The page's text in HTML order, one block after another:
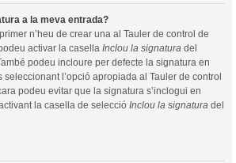
a la meva entrada?
n’heu de crear una al Tauler de control de
activar la casella Inclou la signatura del
podeu incloure per defecte la signatura en
seleccionant l’opció apropiada al Tauler de control
podeu evitar que la signatura s’inclogui en
la casella de selecció Inclou la signatura del